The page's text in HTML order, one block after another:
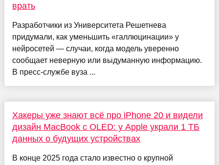
врать
Разработчики из Университета Решетнева
придумали, как уменьшить «галлюцинации» у
нейросетей — случаи, когда модель уверенно
сообщает неверную или выдуманную информацию.
В пресс‑службе вуза ...
Хакеры уже знают всё про iPhone 20 и видели
дизайн MacBook с OLED: у Apple украли 1 ТБ
данных о будущих устройствах
В конце 2025 года стало известно о крупной